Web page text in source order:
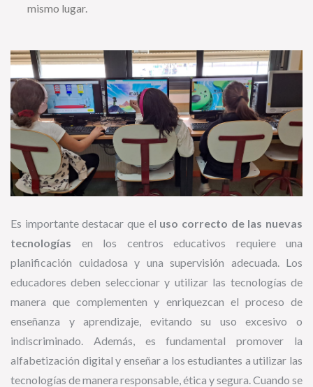
mismo lugar.
Es importante destacar que el uso correcto de las nuevas
tecnologías en los centros educativos requiere una
planificación cuidadosa y una supervisión adecuada. Los
educadores deben seleccionar y utilizar las tecnologías de
manera que complementen y enriquezcan el proceso de
enseñanza y aprendizaje, evitando su uso excesivo o
indiscriminado. Además, es fundamental promover la
alfabetización digital y enseñar a los estudiantes a utilizar las
tecnologías de manera responsable, ética y segura. Cuando se